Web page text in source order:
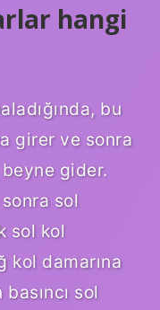
hangi
bu
girer ve sonra
gider.
sol
sol kol
kol damarına
sol